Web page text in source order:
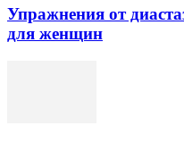
Упражнения от
для женщин